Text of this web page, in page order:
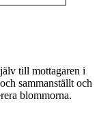
till mottagaren i
sammanställt och
blommorna.